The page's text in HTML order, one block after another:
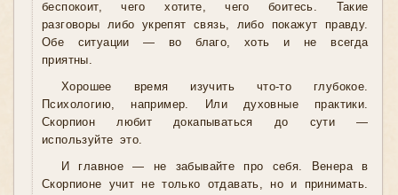
беспокоит, чего хотите, чего боитесь. Такие
разговоры либо укрепят связь, либо покажут правду.
Обе ситуации — во благо, хоть и не всегда
приятны.
Хорошее время изучить что-то глубокое.
Психологию, например. Или духовные практики.
Скорпион любит докапываться до сути —
используйте это.
И главное — не забывайте про себя. Венера в
Скорпионе учит не только отдавать, но и принимать.